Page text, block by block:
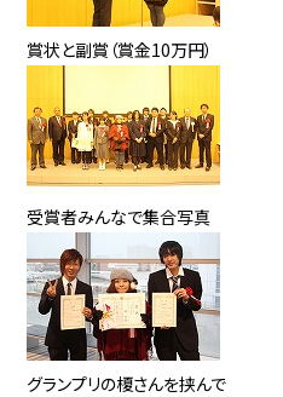
賞状と副賞（賞金10万円）
受賞者みんなで集合写真
グランプリの榎さんを挟んで